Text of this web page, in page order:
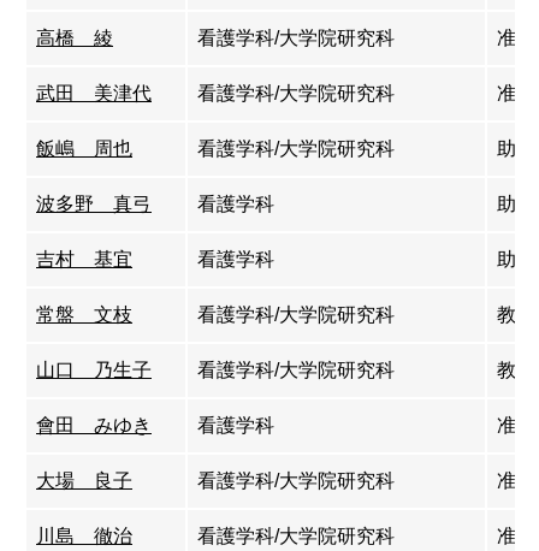
高橋 綾 看護学科/大学院研究科 准教
武田 美津代 看護学科/大学院研究科 准教
飯嶋 周也 看護学科/大学院研究科 助教
波多野 真弓 看護学科 助教
吉村 基宜 看護学科 助教
常盤 文枝 看護学科/大学院研究科 教授
山口 乃生子 看護学科/大学院研究科 教授
會田 みゆき 看護学科 准教
大場 良子 看護学科/大学院研究科 准教
川島 徹治 看護学科/大学院研究科 准教